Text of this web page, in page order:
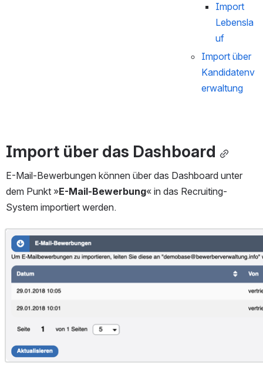
Import
Lebensla
uf
Import über
Kandidatenv
erwaltung
Import über das Dashboard
E-Mail-Bewerbungen können über das Dashboard unter
dem Punkt »E-Mail-Bewerbung« in das Recruiting-
System importiert werden.
Open